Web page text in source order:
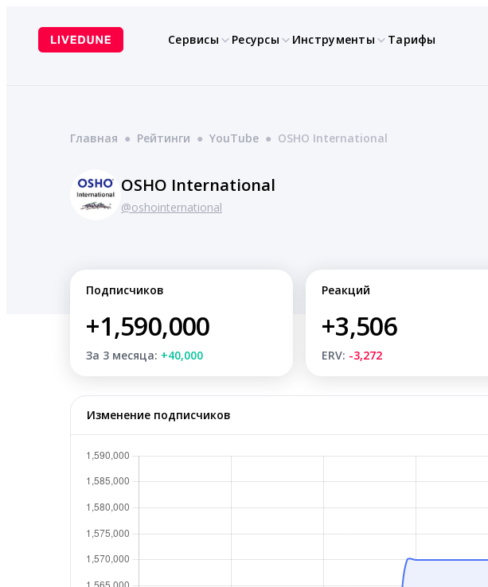
содержимому
Сервисы Ресурсы Инструменты Тарифы
Главная ● Рейтинги ● YouTube ● OSHO International
OSHO International
@oshointernational
Подписчиков
+1,590,000
За 3 месяца: +40,000
Реакций
+3,506
ERV: -3,272
Изменение подписчиков